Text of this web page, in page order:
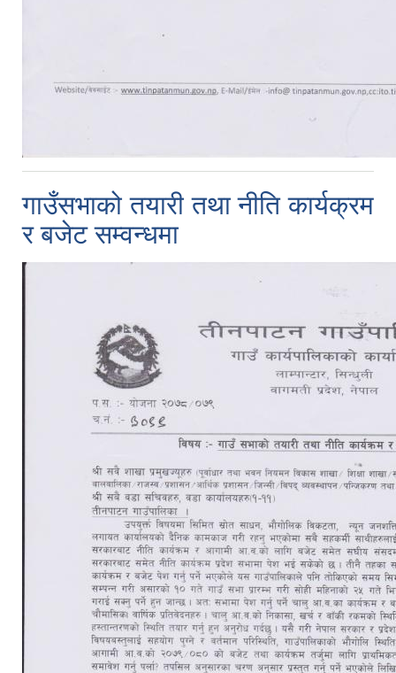
गाउँसभाको तयारी तथा नीति कार्यक्रम
र बजेट सम्वन्धमा